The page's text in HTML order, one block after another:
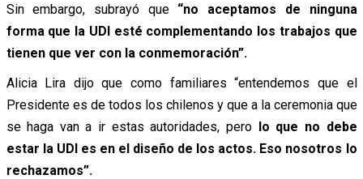
Sin embargo, subrayó que “no aceptamos de ninguna
forma que la UDI esté complementando los trabajos que
tienen que ver con la conmemoración”.
Alicia Lira dijo que como familiares “entendemos que el
Presidente es de todos los chilenos y que a la ceremonia que
se haga van a ir estas autoridades, pero lo que no debe
estar la UDI es en el diseño de los actos. Eso nosotros lo
rechazamos”.